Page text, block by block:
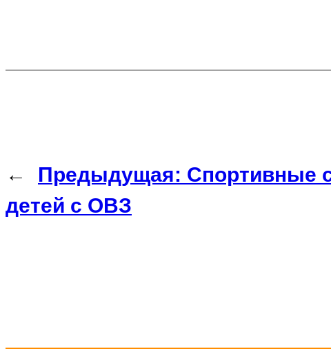
← Предыдущая: Спортивные
детей с ОВЗ